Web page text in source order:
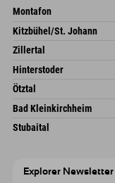
Montafon
Dorfstr. 127b
6793 Gaschurn/Montafon
Austria
Kitzbühel/St. Johann
Speckbacherstraße 87
Austria
Zillertal
Schmiedau 2
6272 Kaltenbach im Zillertal
Austria
Hinterstoder
Freizeitpark 10
Austria
Ötztal
Gscheat 14
6441 Umhausen
Austria
Bad Kleinkirchheim
Dorfstraße 24
Stubaital
Explorer Newsletter